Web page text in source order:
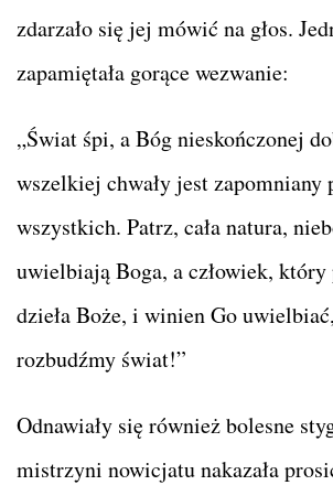
zdarzało się jej mówić na głos.
zapamiętała gorące wezwanie:
„Świat śpi, a Bóg nieskończonej
wszelkiej chwały jest zapomniany
wszystkich. Patrz, cała natura,
uwielbiają Boga, a człowiek,
dzieła Boże, i winien Go
rozbudźmy świat!”
Odnawiały się również bolesne
mistrzyni nowicjatu nakazała